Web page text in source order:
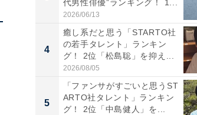
代男性俳優”ランキング！ 1...
2026/06/13
4
癒し系だと思う「STARTO社
の若手タレント」ランキン
グ！ 2位「松島聡」を抑え...
2026/08/05
5
「ファンサがすごいと思うST
ARTO社タレント」ランキン
グ！ 2位「中島健人」を...